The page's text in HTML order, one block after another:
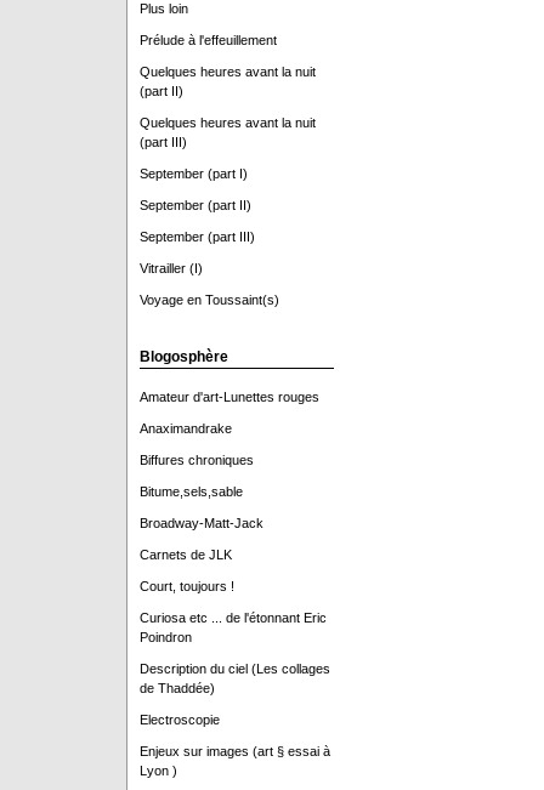
Plus loin
Prélude à l'effeuillement
Quelques heures avant la nuit
(part II)
Quelques heures avant la nuit
(part III)
September (part I)
September (part II)
September (part III)
Vitrailler (I)
Voyage en Toussaint(s)
Blogosphère
Amateur d'art-Lunettes rouges
Anaximandrake
Biffures chroniques
Bitume,sels,sable
Broadway-Matt-Jack
Carnets de JLK
Court, toujours !
Curiosa etc ... de l'étonnant Eric
Poindron
Description du ciel (Les collages
de Thaddée)
Electroscopie
Enjeux sur images (art § essai à
Lyon )